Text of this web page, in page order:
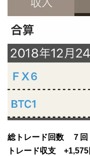
総トレード回数 ７回
トレード収支 +1,575